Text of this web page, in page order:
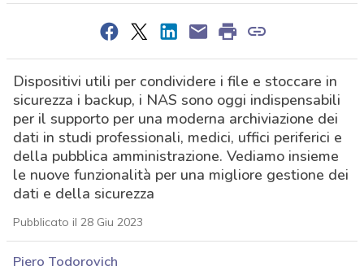
Dispositivi utili per condividere i file e stoccare in
sicurezza i backup, i NAS sono oggi indispensabili
per il supporto per una moderna archiviazione dei
dati in studi professionali, medici, uffici periferici e
della pubblica amministrazione. Vediamo insieme
le nuove funzionalità per una migliore gestione dei
dati e della sicurezza
Pubblicato il 28 Giu 2023
Piero Todorovich